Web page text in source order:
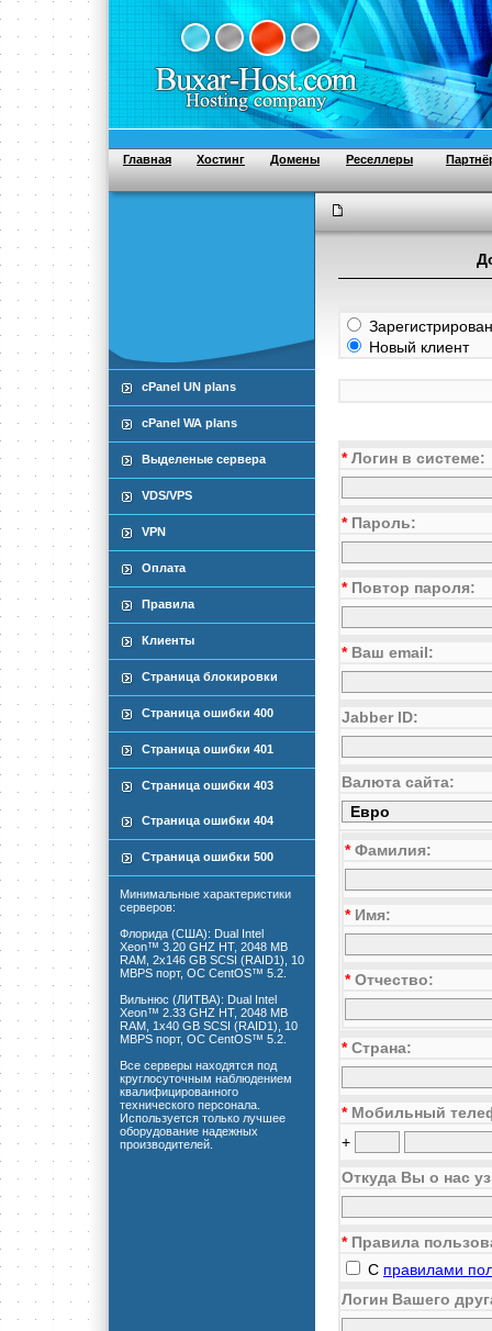
Главная Хостинг Домены Реселлеры
Новый клиент
*Логин в системе:
*Пароль:
*Повтор пароля:
*Ваш email:
Jabber ID:
Валюта сайта:
*Фамилия:
*Имя:
*Отчество:
*Страна:
*Мобильный
+
Откуда Вы о нас
*Правила
С правилами
Логин Вашего
cPanel UN plans
cPanel WA plans
Выделеные сервера
VDS/VPS
VPN
Оплата
Правила
Клиенты
Страница блокировки
Страница ошибки 400
Страница ошибки 401
Страница ошибки 403
Страница ошибки 404
Страница ошибки 500
Минимальные характеристики
серверов:
Флорида (США): Dual Intel
Xeon™ 3.20 GHZ HT, 2048 MB
RAM, 2x146 GB SCSI (RAID1), 10
MBPS порт, ОС CentOS™ 5.2.
Вильнюс (ЛИТВА): Dual Intel
Xeon™ 2.33 GHZ HT, 2048 MB
RAM, 1x40 GB SCSI (RAID1), 10
MBPS порт, ОС CentOS™ 5.2.
Все серверы находятся под
круглосуточным наблюдением
квалифицированного
технического персонала.
Используется только лучшее
оборудование надежных
производителей.